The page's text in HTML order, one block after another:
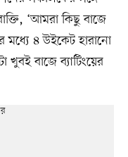
‘আমরা কিছু বাজে
৪ উইকেট হারানো
বাজে ব্যাটিংয়ের